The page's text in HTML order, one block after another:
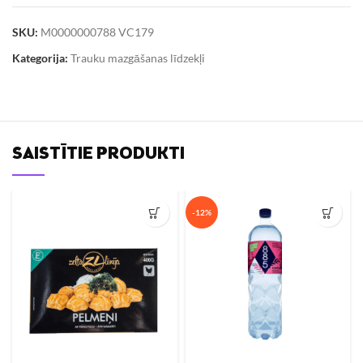
SKU: M0000000788 VC179
Kategorija: Trauku mazgāšanas līdzekļi
SAISTĪTIE PRODUKTI
-12%